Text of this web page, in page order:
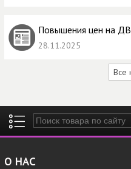
Повышения цен на
28.11.2025
Все
Введите ключевые слова
О НАС